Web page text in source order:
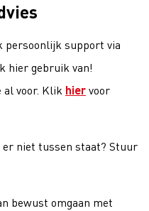
persoonlijk support via
hier gebruik van!
al voor. Klik hiervoor
er niet tussen staat? Stuur
bewust omgaan met